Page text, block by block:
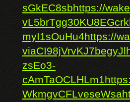
sGkEC8sbhttps://
vL5brTgg30KU8EGcrk
myI1sOuHu4https://
viaCI98jVrvKJ7begyJl
zsEo3-
cAmTaOCLHLm1
WkmgvCFLveseWsa